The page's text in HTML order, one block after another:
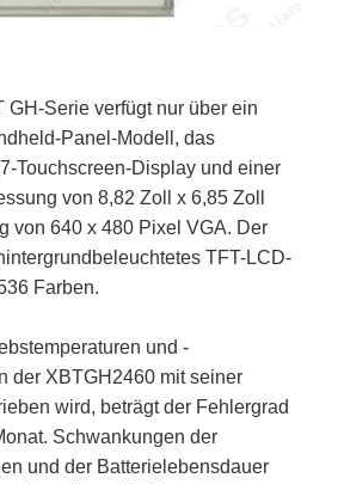
GH-Serie verfügt nur über ein
Panel-Modell, das
Touchscreen-Display und einer
von 8,82 Zoll x 6,85 Zoll
von 640 x 480 Pixel VGA. Der
TFT-LCD-
Farben.
und -
der XBTGH2460 mit seiner
wird, beträgt der Fehlergrad
Schwankungen der
und der Batterielebensdauer